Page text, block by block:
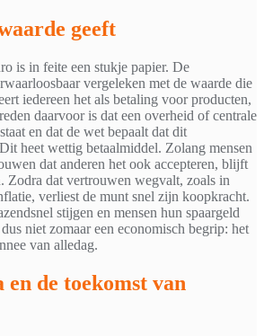
geeft
is in feite een stukje papier. De
vergeleken met de waarde die
iedereen het als betaling voor producten,
daarvoor is dat een overheid of centrale
en dat de wet bepaalt dat dit
heet wettig betaalmiddel. Zolang mensen
dat anderen het ook accepteren, blijft
Zodra dat vertrouwen wegvalt, zoals in
verliest de munt snel zijn koopkracht.
stijgen en mensen hun spaargeld
niet zomaar een economisch begrip: het
van alledag.
de toekomst van